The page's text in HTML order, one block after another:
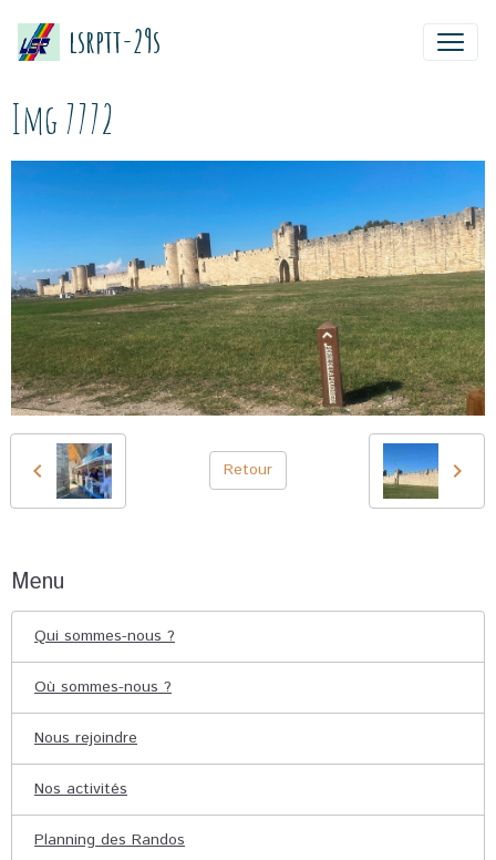
lsrptt-29s
Img 7772
Retour
Menu
Qui sommes-nous ?
Où sommes-nous ?
Nous rejoindre
Nos activités
Planning des Randos